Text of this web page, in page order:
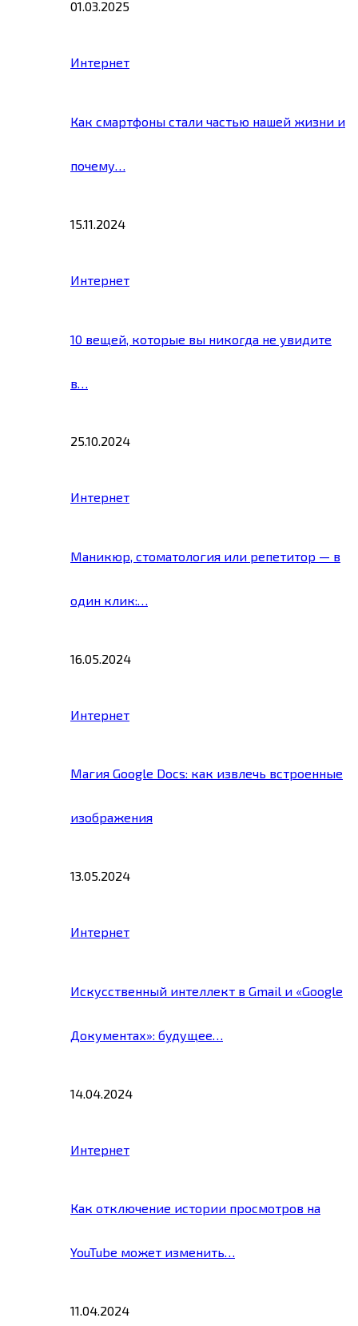
01.03.2025
Интернет
Как смартфоны стали частью нашей жизни и
почему…
15.11.2024
Интернет
10 вещей, которые вы никогда не увидите
в…
25.10.2024
Интернет
Маникюр, стоматология или репетитор — в
один клик:…
16.05.2024
Интернет
Магия Google Docs: как извлечь встроенные
изображения
13.05.2024
Интернет
Искусственный интеллект в Gmail и «Google
Документах»: будущее…
14.04.2024
Интернет
Как отключение истории просмотров на
YouTube может изменить…
11.04.2024